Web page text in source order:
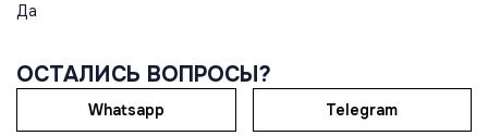
Да
ОСТАЛИСЬ ВОПРОСЫ?
Whatsapp Telegram